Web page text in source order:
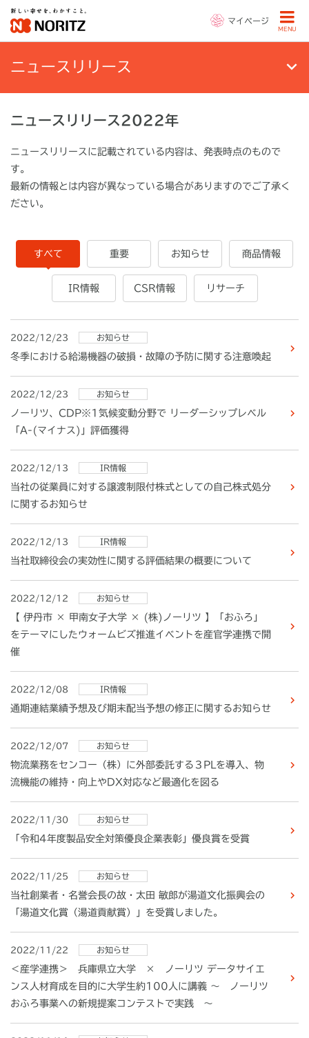
マイページ
MENU
ニュースリリース
ニュースリリース2022年
ニュースリリースに記載されている内容は、発表時点のもので
す。
最新の情報とは内容が異なっている場合がありますのでご了承く
ださい。
すべて 重要 お知らせ 商品情報
IR情報 CSR情報 リサーチ
2022/12/23 お知らせ
冬季における給湯機器の破損・故障の予防に関する注意喚起
2022/12/23 お知らせ
ノーリツ、CDP※1気候変動分野で リーダーシップレベル
「A-(マイナス)」評価獲得
2022/12/13 IR情報
当社の従業員に対する譲渡制限付株式としての自己株式処分
に関するお知らせ
2022/12/13 IR情報
当社取締役会の実効性に関する評価結果の概要について
2022/12/12 お知らせ
【 伊丹市 × 甲南女子大学 × (株)ノーリツ 】「おふろ」
をテーマにしたウォームビズ推進イベントを産官学連携で開
催
2022/12/08 IR情報
通期連結業績予想及び期末配当予想の修正に関するお知らせ
2022/12/07 お知らせ
物流業務をセンコー（株）に外部委託する３PLを導入、物
流機能の維持・向上やDX対応など最適化を図る
2022/11/30 お知らせ
「令和4年度製品安全対策優良企業表彰」優良賞を受賞
2022/11/25 お知らせ
当社創業者・名誉会長の故・太田 敏郎が湯道文化振興会の
「湯道文化賞（湯道貢献賞）」を受賞しました。
2022/11/22 お知らせ
＜産学連携＞ 兵庫県立大学 × ノーリツ データサイエ
ンス人材育成を目的に大学生約100人に講義 ～ ノーリツ
おふろ事業への新規提案コンテストで実践 ～